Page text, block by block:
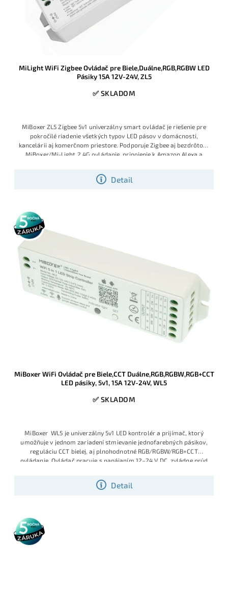
MiLight WiFi Zigbee Ovládač pre Biele,Duálne,RGB,RGBW LED
Pásiky 15A 12V-24V, ZL5
✅ SKLADOM
Detail
MiBoxer ZL5 Zigbee 5v1 univerzálny smart ovládač je riešenie pre
pokročilé riadenie všetkých typov LED pásov v domácnosti,
kancelárii aj komerčnom priestore. Podporuje Zigbee aj bezdrôtové
MiBoxer/Mi-Light 2.4G ovládanie, pripojenie k Amazon Alexa a
režimy, prepínanie kanálov (RGB/RGBW/CCT) a bezpečné napájanie
12V–48V DC.
5 rokov
záruka
MiBoxer WiFi Ovládač pre Biele,CCT Duálne,RGB,RGBW,RGB+CCT
LED pásiky, 5v1, 15A 12V-24V, WL5
✅ SKLADOM
Detail
MiBoxer WL5 je univerzálny 5v1 LED kontrolér a prijímač, ktorý
umožňuje v jednom zariadení stmievanie jednofarebných pásikov,
reguláciu CCT bielej, aj plnohodnotné RGB/RGBW/RGB+CCT
ovládanie. Ovládač pracuje s napájaním 12–24 V DC, zvládne prúd
RF s aplikáciou Tuya / MiBoxer, RF diaľkovými ovládačmi a
hlasovými asistentmi Amazon Alexa a Google Assistant.
5 rokov
záruka